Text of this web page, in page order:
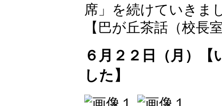
席」を続けていきま
【巴が丘茶話（校長
６月２２日（月）
した】